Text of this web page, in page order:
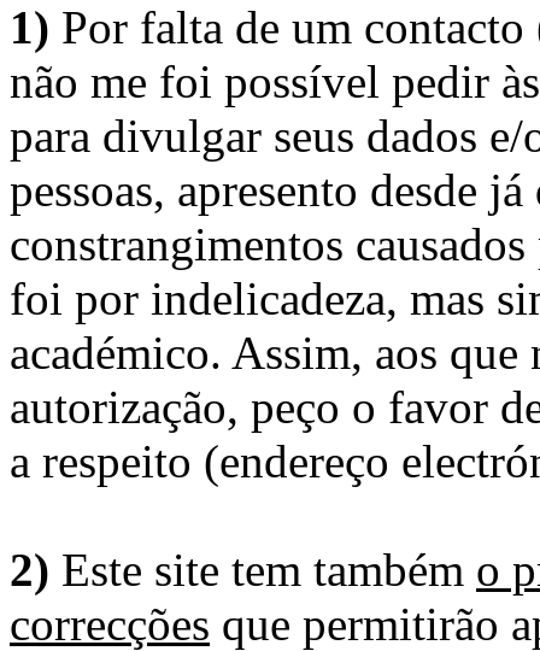
1) Por falta de um
não me foi possível pedir
para divulgar seus dados
pessoas, apresento desde
constrangimentos
foi por indelicadeza, mas
académico. Assim, aos
autorização, peço o favor
a respeito (endereço
2) Este site tem também o
correcções que permitirão